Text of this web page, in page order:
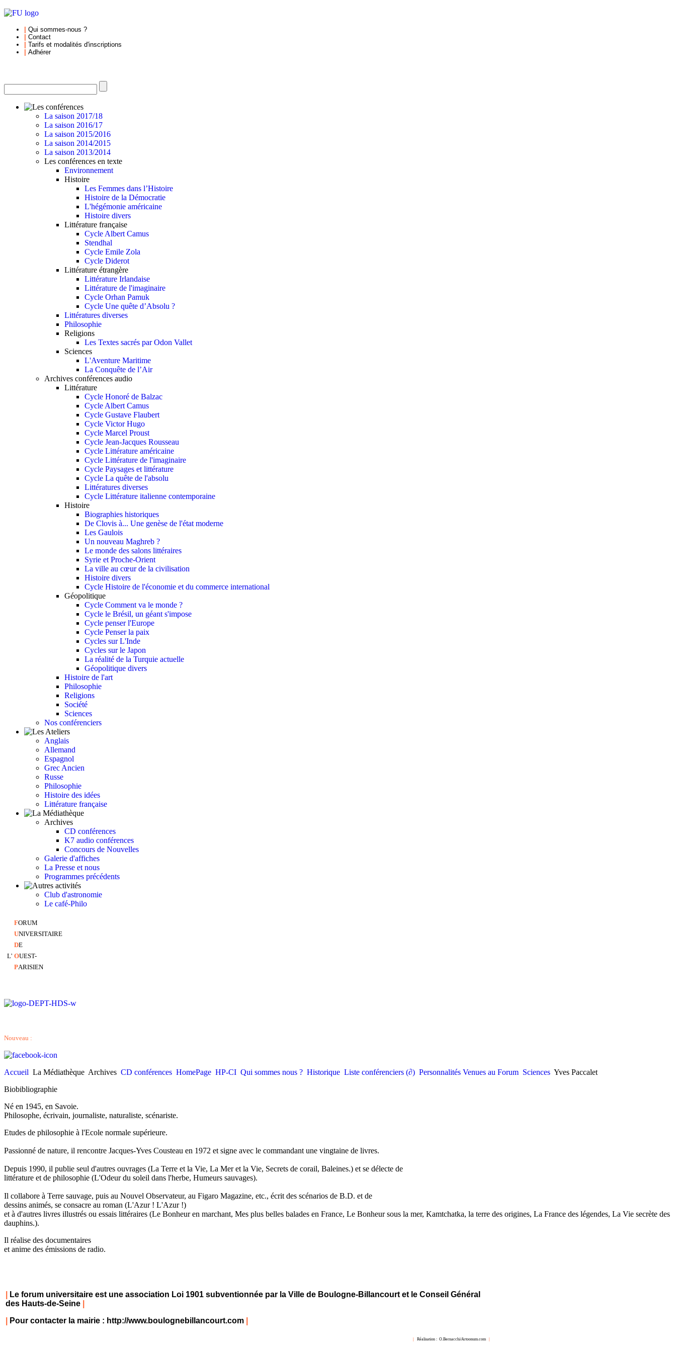
Qui sommes-nous ?
Contact
Tarifs et modalités d'inscriptions
Adhérer
La saison 2017/18
La saison 2016/17
La saison 2015/2016
La saison 2014/2015
La saison 2013/2014
Les conférences en texte
Environnement
Histoire
Les Femmes dans l’Histoire
Histoire de la Démocratie
L'hégémonie américaine
Histoire divers
Littérature française
Cycle Albert Camus
Stendhal
Cycle Emile Zola
Cycle Diderot
Littérature étrangère
Littérature Irlandaise
Littérature de l'imaginaire
Cycle Orhan Pamuk
Cycle Une quête d’Absolu ?
Littératures diverses
Philosophie
Religions
Les Textes sacrés par Odon Vallet
Sciences
L'Aventure Maritime
La Conquête de l’Air
Archives conférences audio
Littérature
Cycle Honoré de Balzac
Cycle Albert Camus
Cycle Gustave Flaubert
Cycle Victor Hugo
Cycle Marcel Proust
Cycle Jean-Jacques Rousseau
Cycle Littérature américaine
Cycle Littérature de l'imaginaire
Cycle Paysages et littérature
Cycle La quête de l'absolu
Littératures diverses
Cycle Littérature italienne contemporaine
Histoire
Biographies historiques
De Clovis à... Une genèse de l'état moderne
Les Gaulois
Un nouveau Maghreb ?
Le monde des salons littéraires
Syrie et Proche-Orient
La ville au cœur de la civilisation
Histoire divers
Cycle Histoire de l'économie et du commerce international
Géopolitique
Cycle Comment va le monde ?
Cycle le Brésil, un géant s'impose
Cycle penser l'Europe
Cycle Penser la paix
Cycles sur L'Inde
Cycles sur le Japon
La réalité de la Turquie actuelle
Géopolitique divers
Histoire de l'art
Philosophie
Religions
Société
Sciences
Nos conférenciers
Anglais
Allemand
Espagnol
Grec Ancien
Russe
Philosophie
Histoire des idées
Littérature française
Archives
CD conférences
K7 audio conférences
Concours de Nouvelles
Galerie d'affiches
La Presse et nous
Programmes précédents
Club d'astronomie
Le café-Philo
FORUM
UNIVERSITAIRE
DE
L' OUEST-
PARISIEN
Nouveau :
Accueil La Médiathèque Archives CD conférences HomePage HP-CI Qui sommes nous ? Historique Liste conférenciers (∂) Personnalités Venues au Forum Sciences Yves Paccalet
Biobibliographie
Né en 1945, en Savoie.
Philosophe, écrivain, journaliste, naturaliste, scénariste.
Etudes de philosophie à l'Ecole normale supérieure.
Passionné de nature, il rencontre Jacques-Yves Cousteau en 1972 et signe avec le commandant une vingtaine de livres.
Depuis 1990, il publie seul d'autres ouvrages (La Terre et la Vie, La Mer et la Vie, Secrets de corail, Baleines.) et se délecte de
littérature et de philosophie (L'Odeur du soleil dans l'herbe, Humeurs sauvages).
Il collabore à Terre sauvage, puis au Nouvel Observateur, au Figaro Magazine, etc., écrit des scénarios de B.D. et de
dessins animés, se consacre au roman (L'Azur ! L'Azur !)
et à d'autres livres illustrés ou essais littéraires (Le Bonheur en marchant, Mes plus belles balades en France, Le Bonheur sous la mer, Kamtchatka, la terre des origines, La France des légendes, La Vie secrète des
dauphins.).
Il réalise des documentaires
et anime des émissions de radio.
Le forum universitaire est une association Loi 1901 subventionnée par la Ville de Boulogne-Billancourt et le Conseil Général
des Hauts-de-Seine
Pour contacter la mairie : http://www.boulognebillancourt.com
Réalisation : O.Bernacchi/Artoonum.com